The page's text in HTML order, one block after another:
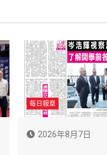
每日報章
2026年8月7日